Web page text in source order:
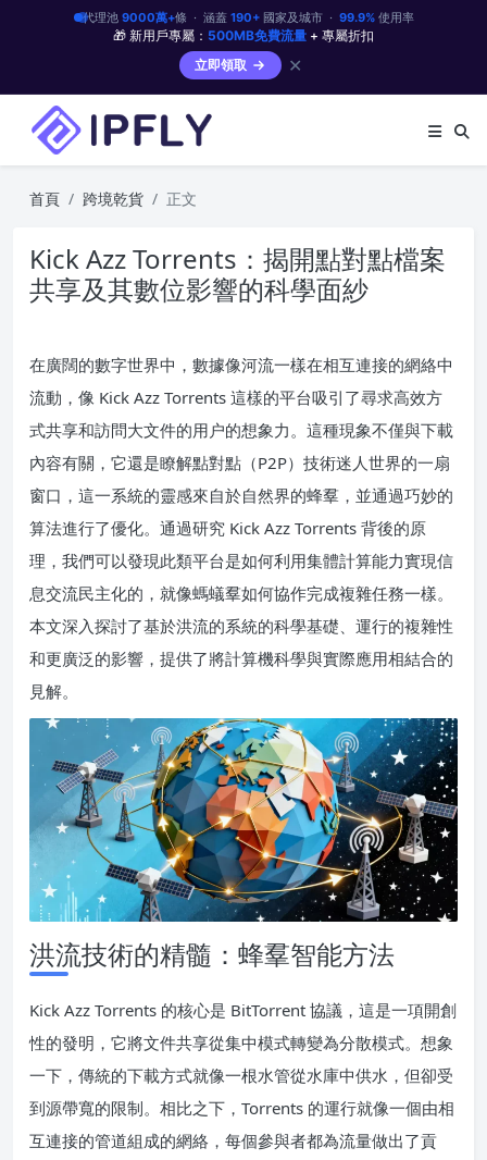
代理池 9000萬+條 · 涵蓋 190+國家及城市 · 99.9%使用率
🎁 新用戶專屬： 500MB免費流量 + 專屬折扣
立即領取
✕
首頁 跨境乾貨 正文
Kick Azz Torrents：揭開點對點檔案
共享及其數位影響的科學面紗
在廣闊的數字世界中，數據像河流一樣在相互連接的網絡中
流動，像 Kick Azz Torrents 這樣的平台吸引了尋求高效方
式共享和訪問大文件的用户的想象力。這種現象不僅與下載
內容有關，它還是瞭解點對點（P2P）技術迷人世界的一扇
窗口，這一系統的靈感來自於自然界的蜂羣，並通過巧妙的
算法進行了優化。通過研究 Kick Azz Torrents 背後的原
理，我們可以發現此類平台是如何利用集體計算能力實現信
息交流民主化的，就像螞蟻羣如何協作完成複雜任務一樣。
本文深入探討了基於洪流的系統的科學基礎、運行的複雜性
和更廣泛的影響，提供了將計算機科學與實際應用相結合的
見解。
洪流技術的精髓：蜂羣智能方法
Kick Azz Torrents 的核心是 BitTorrent 協議，這是一項開創
性的發明，它將文件共享從集中模式轉變為分散模式。想象
一下，傳統的下載方式就像一根水管從水庫中供水，但卻受
到源帶寬的限制。相比之下，Torrents 的運行就像一個由相
互連接的管道組成的網絡，每個參與者都為流量做出了貢